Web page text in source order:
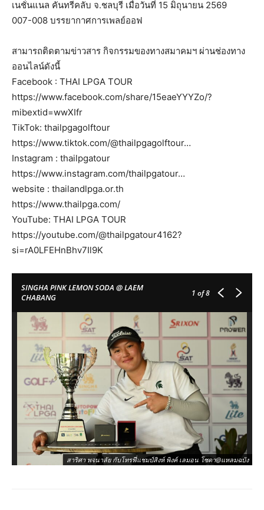
เนชั่นแนล คันทรีคลับ จ.ชลบุรี เมื่อวันที่ 15 มิถุนายน 2569
007-008 บรรยากาศการเพลย์ออฟ
สามารถติดตามข่าวสาร กิจกรรมของทางสมาคมฯ ผ่านช่องทาง
ออนไลน์ดังนี้
Facebook : THAI LPGA TOUR
https://www.facebook.com/share/15eaeYYYZo/?
mibextid=wwXIfr
TikTok: thailpgagolftour
https://www.tiktok.com/@thailpgagolftour…
Instagram : thailpgatour
https://www.instagram.com/thailpgatour…
website : thailandlpga.or.th
https://www.thailpga.com/
YouTube: THAI LPGA TOUR
https://youtube.com/@thailpgatour4162?
si=rA0LFEHnBhv7Il9K
SINGHA PINK LEMON SODA @ LAEM
CHABANG
1 of 8
สาริศา พจนาลัย กับโทรฟี่แชมป์สิงห์ พิงค์ เลมอน โซดา@แหลมฉบัง